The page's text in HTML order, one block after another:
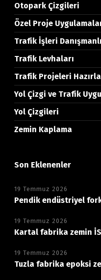
Otopark Çizgileri
Özel Proje
Trafik İşleri
Trafik Levhaları
Trafik Projeleri
Yol Çizgi ve Trafik
Yol Çizgileri
Zemin Kaplama
Son Eklenenler
19 Temmuz 2026
Pendik endüstriyel
19 Temmuz 2026
Kartal fabrika zemin
19 Temmuz 2026
Tuzla fabrika epoksi